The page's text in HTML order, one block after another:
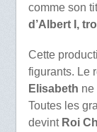
comme son
d’Albert I,
Cette
figurants. Le
Elisabeth ne
Toutes les
devint Roi